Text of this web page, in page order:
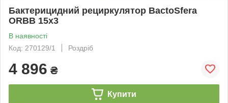
Бактерицидний рециркулятор BactoSfera
ORBB 15х3
В наявності
Код: 270129/1
Роздріб
4 896 ₴
Купити